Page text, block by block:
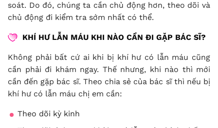
soát. Do đó, chúng ta cần chủ động hơn, theo dõi và
chủ động đi kiểm tra sớm nhất có thể.
KHÍ HƯ LẪN MÁU KHI NÀO CẦN ĐI GẶP BÁC SĨ?
Không phải bất cứ ai khi bị khí hư có lẫn máu cũng
cần phải đi khám ngay. Thế nhưng, khi nào thì mới
cần đến gặp bác sĩ. Theo chia sẻ của bác sĩ thì nếu bị
khí hư có lẫn máu chị em cần:
Theo dõi kỳ kinh